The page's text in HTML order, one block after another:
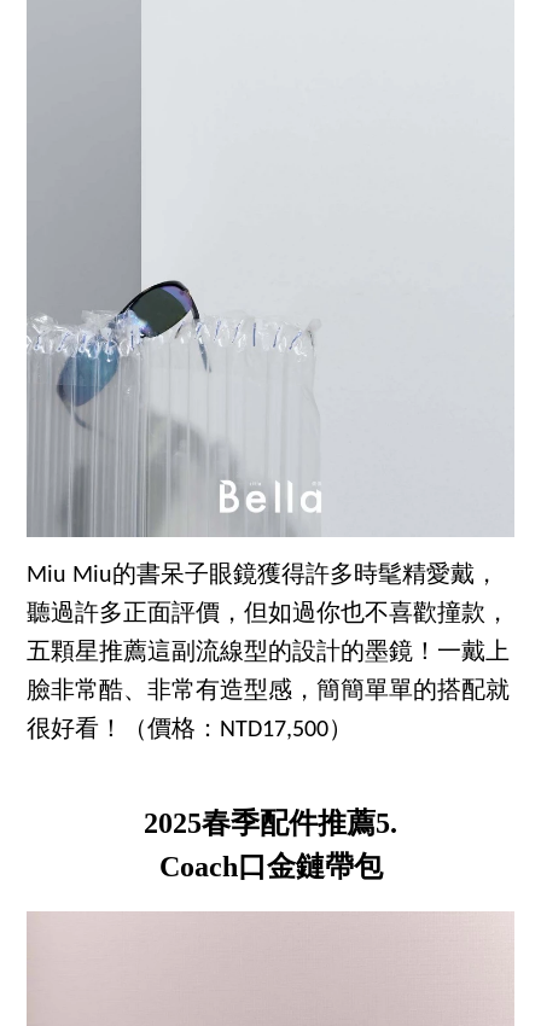
Miu Miu的書呆子眼鏡獲得許多時髦精愛戴，
聽過許多正面評價，但如過你也不喜歡撞款，
五顆星推薦這副流線型的設計的墨鏡！一戴上
臉非常酷、非常有造型感，簡簡單單的搭配就
很好看！（價格：NTD17,500）
2025春季配件推薦5.
Coach口金鏈帶包